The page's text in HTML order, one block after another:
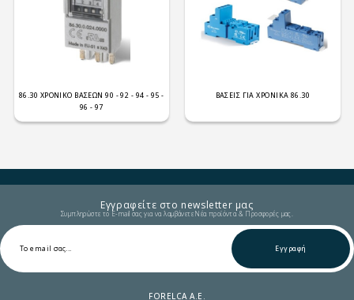
86.30 ΧΡΟΝΙΚΟ ΒΑΣΕΩΝ 90 - 92 - 94 - 95 -
96 - 97
ΒΑΣΕΙΣ ΓΙΑ ΧΡΟΝΙΚΑ 86.30
Εγγραφείτε στο newsletter μας
Συμπληρώστε το E-mail σας για να λαμβάνετε Νέα προϊόντα & Προσφορές μας.
Εγγραφή
FORELCA A.E.